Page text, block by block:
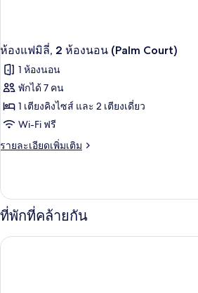
ห้องแฟมิลี่, 2 ห้องนอน (Palm Court)
1 ห้องนอน
พักได้ 7 คน
1 เตียงคิงไซส์ และ 2 เตียงเดี่ยว
Wi-Fi ฟรี
รายละเอียดเพิ่มเติม
ราย
เกี่ยว
กับ
ห้อง
มิ
ที่พักที่คล้ายกัน
โรงแรมดุสิตธานี กรุงเทพ